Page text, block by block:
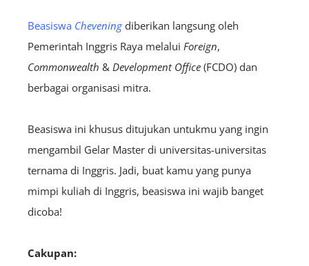
Beasiswa Cheveningdiberikan langsung oleh
Pemerintah Inggris Raya melalui Foreign,
Commonwealth & Development Office (FCDO) dan
berbagai organisasi mitra.
Beasiswa ini khusus ditujukan untukmu yang ingin
mengambil Gelar Master di universitas-universitas
ternama di Inggris. Jadi, buat kamu yang punya
mimpi kuliah di Inggris, beasiswa ini wajib banget
dicoba!
Cakupan: